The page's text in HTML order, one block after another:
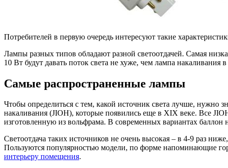
Потребителей в первую очередь интересуют такие
Лампы разных типов обладают разной светоотдачей. Самая
10 Вт будут давать поток света не хуже, чем лампа накаливания
Самые распространенные лампы
Чтобы определиться с тем, какой источник света лучше, нужно
накаливания (JIOH), которые появились еще в XIX веке. Все
изготовленную из вольфрама. В современных вариантах баллон
Светоотдача таких источников не очень высокая – в 4-9 раз
Пользуются популярностью модели, по форме напоминающие
интерьеру помещения.